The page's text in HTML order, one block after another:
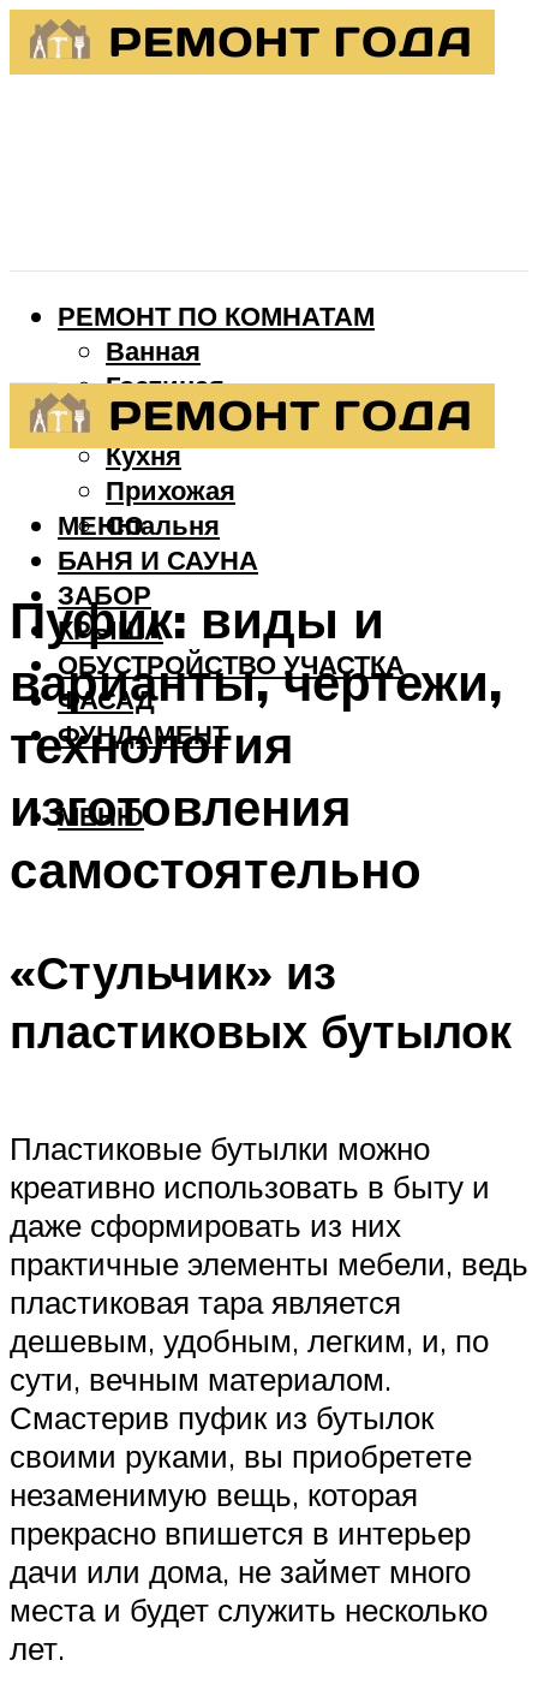
РЕМОНТ ПО КОМНАТАМ
Ванная
Гостиная
Детская
Кухня
Прихожая
Спальня
БАНЯ И САУНА
ЗАБОР
КРЫША
ОБУСТРОЙСТВО УЧАСТКА
ФАСАД
ФУНДАМЕНТ
МЕНЮ
МЕНЮ
Пуфик: виды и
варианты, чертежи,
технология
изготовления
самостоятельно
«Стульчик» из
пластиковых бутылок
Пластиковые бутылки можно
креативно использовать в быту и
даже сформировать из них
практичные элементы мебели, ведь
пластиковая тара является
дешевым, удобным, легким, и, по
сути, вечным материалом.
Смастерив пуфик из бутылок
своими руками, вы приобретете
незаменимую вещь, которая
прекрасно впишется в интерьер
дачи или дома, не займет много
места и будет служить несколько
лет.